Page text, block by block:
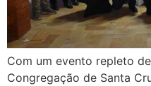
Com um evento repleto
Congregação de Santa